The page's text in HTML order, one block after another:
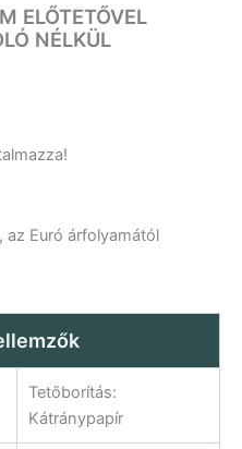
ELŐTETŐVEL
NÉLKÜL
az Euró árfolyamától
Tetőborítás:
Kátránypapír